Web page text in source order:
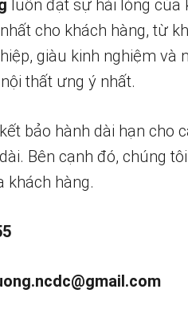
luôn đặt sự hài lòng của
cho khách hàng, từ
giàu kinh nghiệm
thất ưng ý nhất.
bảo hành dài hạn
Bên cạnh đó, chúng
khách hàng.